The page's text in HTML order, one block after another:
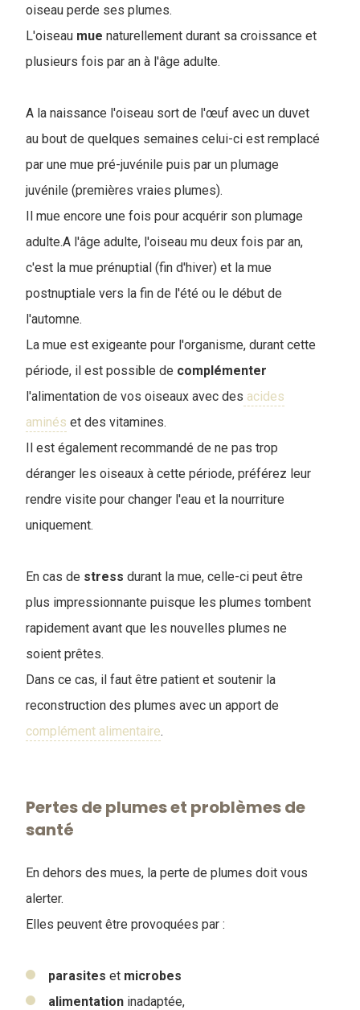
oiseau perde ses plumes.
L'oiseau mue naturellement durant sa croissance et
plusieurs fois par an à l'âge adulte.
A la naissance l'oiseau sort de l'œuf avec un duvet
au bout de quelques semaines celui-ci est remplacé
par une mue pré-juvénile puis par un plumage
juvénile (premières vraies plumes).
Il mue encore une fois pour acquérir son plumage
adulte.A l'âge adulte, l'oiseau mu deux fois par an,
c'est la mue prénuptial (fin d'hiver) et la mue
postnuptiale vers la fin de l'été ou le début de
l'automne.
La mue est exigeante pour l'organisme, durant cette
période, il est possible de complémenter
l'alimentation de vos oiseaux avec des acides
aminés et des vitamines.
Il est également recommandé de ne pas trop
déranger les oiseaux à cette période, préférez leur
rendre visite pour changer l'eau et la nourriture
uniquement.
En cas de stress durant la mue, celle-ci peut être
plus impressionnante puisque les plumes tombent
rapidement avant que les nouvelles plumes ne
soient prêtes.
Dans ce cas, il faut être patient et soutenir la
reconstruction des plumes avec un apport de
complément alimentaire.
Pertes de plumes et problèmes de
santé
En dehors des mues, la perte de plumes doit vous
alerter.
Elles peuvent être provoquées par :
parasites et microbes
alimentation inadaptée,